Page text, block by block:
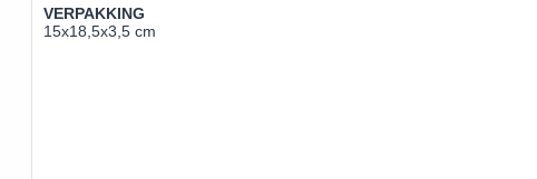
VERPAKKING
15x18,5x3,5 cm